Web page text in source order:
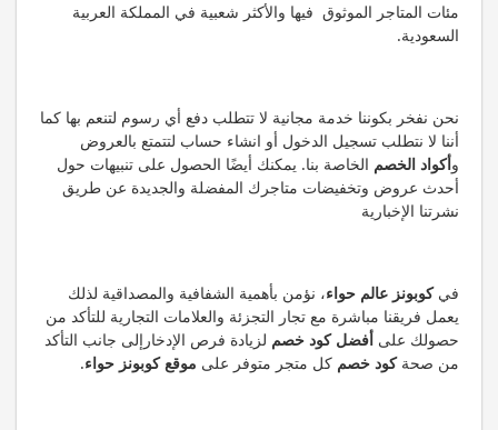
مئات المتاجر الموثوق فيها والأكثر شعبية في المملكة العربية
السعودية.
نحن نفخر بكوننا خدمة مجانية لا تتطلب دفع أي رسوم لتنعم بها كما
أننا لا نتطلب تسجيل الدخول أو انشاء حساب لتتمتع بالعروض
وأكواد الخصم الخاصة بنا. يمكنك أيضًا الحصول على تنبيهات حول
أحدث عروض وتخفيضات متاجرك المفضلة والجديدة عن طريق
نشرتنا الإخبارية
في كوبونز عالم حواء، نؤمن بأهمية الشفافية والمصداقية لذلك
يعمل فريقنا مباشرة مع تجار التجزئة والعلامات التجارية للتأكد من
حصولك على أفضل كود خصم لزيادة فرص الإدخارإلى جانب التأكد
من صحةكود خصم كل متجر متوفر على موقع كوبونز حواء.